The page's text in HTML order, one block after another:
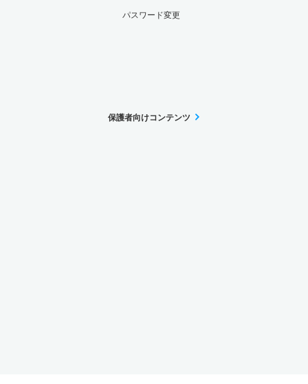
パスワード変更
保護者向けコンテンツ